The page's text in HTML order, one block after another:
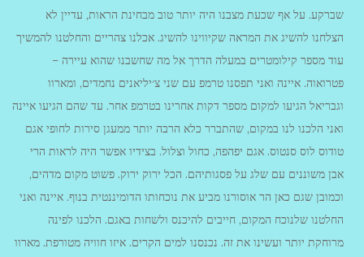
שברקע. על אף שכעת מצבנו היה יותר טוב מבחינת הראות, עדיין לא
הצלחנו להשיג את המראה שקיווינו להשיג. אכלנו צהריים והחלטנו להמשיך
עוד מספר קילומטרים במעלה הדרך אל מה שחשבנו שהוא עיירה –
פטרואוה. איינה ואני תפסנו טרמפ עם שני צ׳יליאנים נחמדים, ומארוו
וגבריאל הגיעו למקום מספר דקות אחרינו בטרמפ אחר. עד שהם הגיעו איינה
ואני הלכנו לנו במקום, שהתברר כלא הרבה יותר ממעגן סירות לחופי אגם
טודוס לוס סנטוס. אגם יפהפה, כחול וצלול. בצידיו אפשר היה לראות הרי
אבן משוננים עם שלג על פסגותיהם. הכל ירוק ירוק. פשוט מקום מדהים,
וכמובן שגם כאן הר אוסורנו מביע את נוכחותו הדומיננטית בנוף. איינה ואני
החלטנו שלנוכח המקום, חייבים להיכנס ולשחות באגם. הלכנו לפינה
מרוחקת יותר ועשינו את זה. נכנסנו למים הקרים. איזו חוויה מטורפת. מארוו